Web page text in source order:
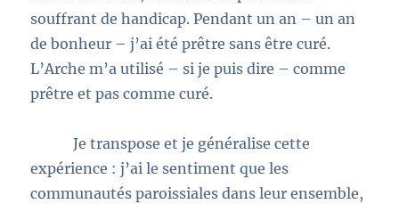
souffrant de handicap. Pendant un an – un an
de bonheur – j’ai été prêtre sans être curé.
L’Arche m’a utilisé – si je puis dire – comme
prêtre et pas comme curé.
Je transpose et je généralise cette
expérience : j’ai le sentiment que les
communautés paroissiales dans leur ensemble,